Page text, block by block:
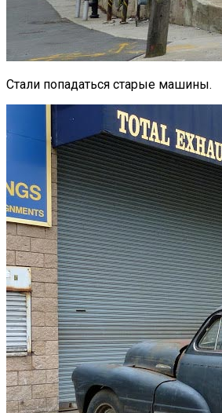
Стали попадаться старые машины.